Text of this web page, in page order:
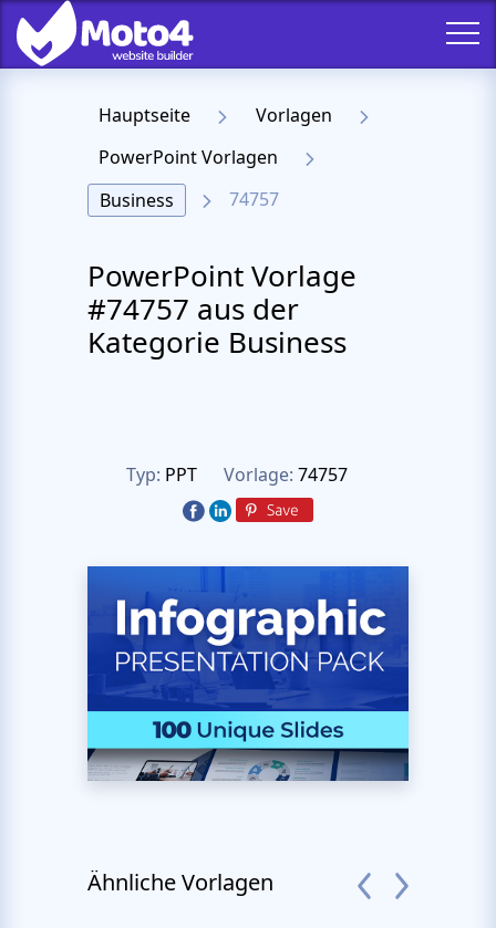
Hauptseite
Vorlagen
PowerPoint Vorlagen
Business
74757
PowerPoint Vorlage
#74757 aus der
Kategorie Business
Typ: PPT Vorlage: 74757
Ähnliche Vorlagen